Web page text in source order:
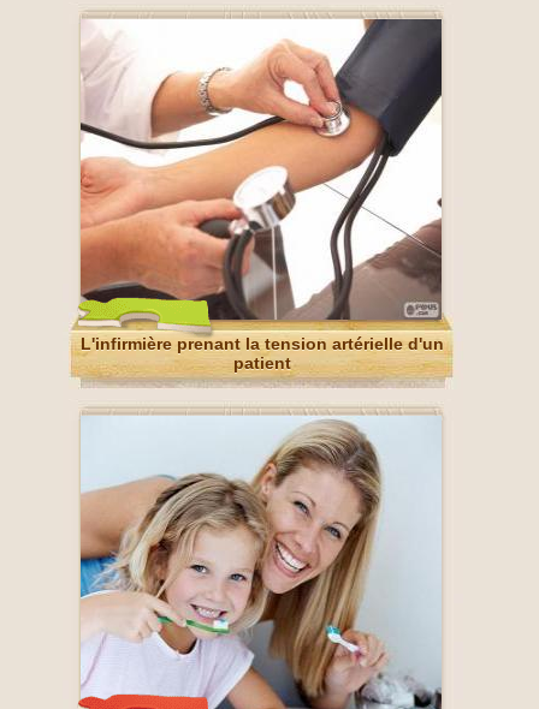
L'infirmière prenant la tension artérielle d'un
patient